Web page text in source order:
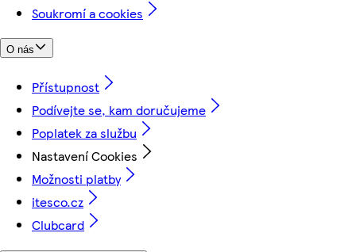
Soukromí a cookies
O nás
Přístupnost
Podívejte se, kam doručujeme
Poplatek za službu
Nastavení Cookies
Možnosti platby
itesco.cz
Clubcard